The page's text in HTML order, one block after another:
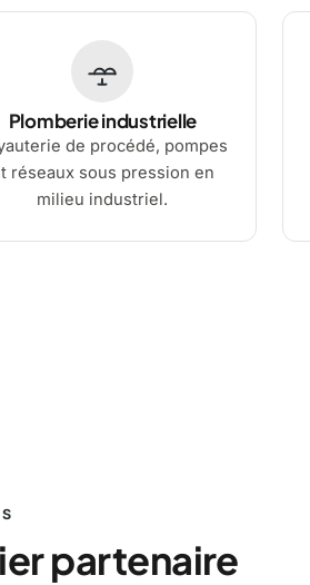
Plomberie industrielle
de procédé, pompes
réseaux sous pression en
milieu industriel.
partenaire